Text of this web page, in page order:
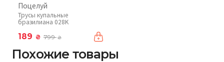
Поцелуй
Трусы купальные
бразилиана 028K
189 ₴ 799₴
Похожие товары